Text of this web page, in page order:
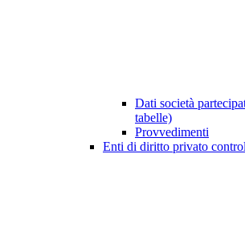
Dati società
tabelle)
Provvedimenti
Enti di diritto privato